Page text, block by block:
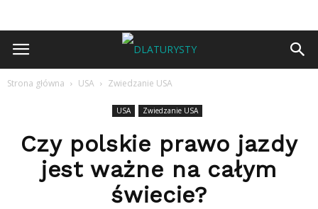
Strona główna USA Zwiedzanie USA
USA Zwiedzanie USA
Czy polskie prawo jazdy
jest ważne na całym
świecie?